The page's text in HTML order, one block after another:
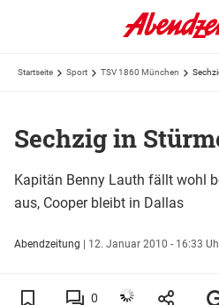
Startseite Sport TSV 1860 München
Sechzig in
Kapitän Benny Lauth fällt wohl
aus, Cooper bleibt in Dallas
Abendzeitung | 12. Januar 2010 - 16:33
0